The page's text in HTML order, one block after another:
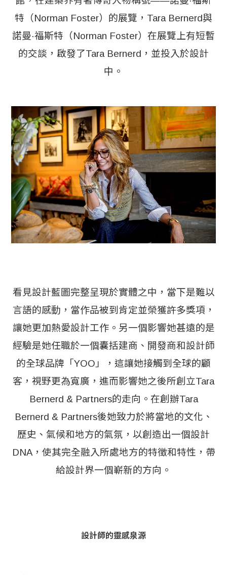
特（Norman Foster）的展覽，Tara Bernerd與
諾曼·福斯特（Norman Foster）在展覽上有短暫
的交談，啟發了Tara Bernerd，並投入於設計
中。
看見設計藍圖完整呈現於實體之中，當下是難以
言語的感動，當作品被到肯定並榮獲許多獎項，
讓她更加熱愛設計工作。另一個影響她甚遠的是
經驗是她任職於一個囊括建商、開發商和設計師
的全球品牌「YOO」，這讓她接觸到全球的顧
客，視野更為寬廣，進而影響她之後所創立Tara
Bernerd & Partners的走向。在創辦Tara
Bernerd & Partners後她致力於將當地的文化、
歷史、氣候和地方的氣氛，以創造出一個設計
DNA，使其完全融入所處地方的特徵和特性，帶
給設計界一個嶄新的方向。
設計師的靈感泉源